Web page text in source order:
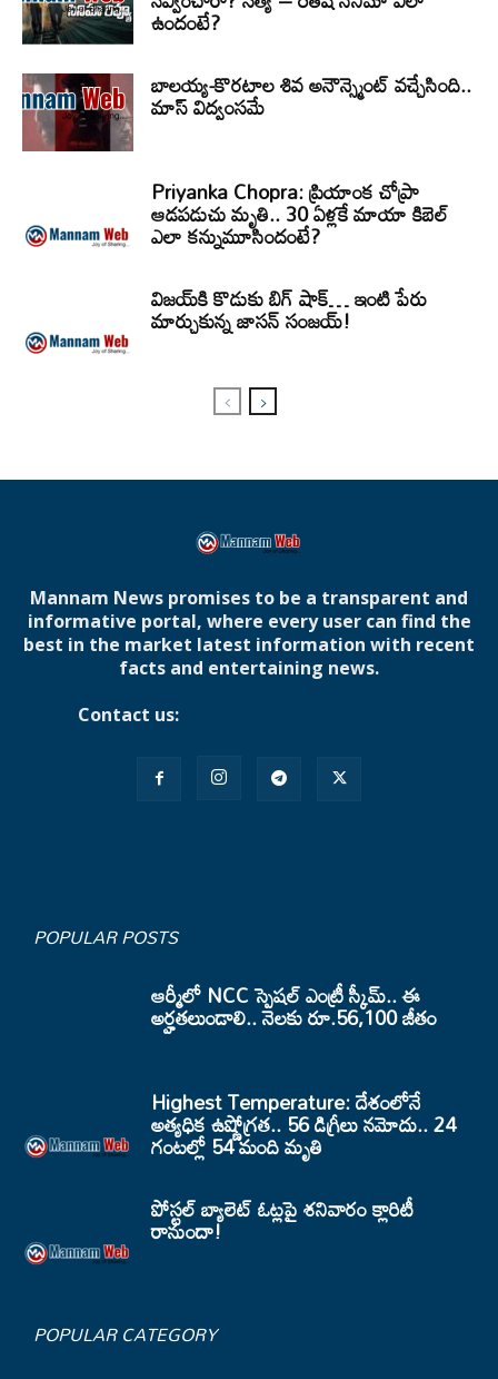
ఉందంటే?
బాలయ్య-కొరటాల శివ అనౌన్స్మెంట్ వచ్చేసింది..
మాస్ విద్వంసమే
Priyanka Chopra: ప్రియాంక చోప్రా
ఆడపడుచు మృతి.. 30 ఏళ్లకే మాయా కిబెల్
ఎలా కన్నుమూసిందంటే?
విజయ్‌కి కొడుకు బిగ్ షాక్… ఇంటి పేరు
మార్చుకున్న జాసన్ సంజయ్!
Mannam News promises to be a transparent and
informative portal, where every user can find the
best in the market latest information with recent
facts and entertaining news.
Contact us:
POPULAR POSTS
ఆర్మీలో NCC స్పెషల్ ఎంట్రీ స్కీమ్.. ఈ
అర్హతలుండాలి.. నెలకు రూ.56,100 జీతం
Highest Temperature: దేశంలోనే
అత్యధిక ఉష్ణోగ్రత.. 56 డిగ్రీలు నమోదు.. 24
గంటల్లో 54 మంది మృతి
పోస్టల్ బ్యాలెట్ ఓట్లపై శనివారం క్లారిటీ
రానుందా!
POPULAR CATEGORY